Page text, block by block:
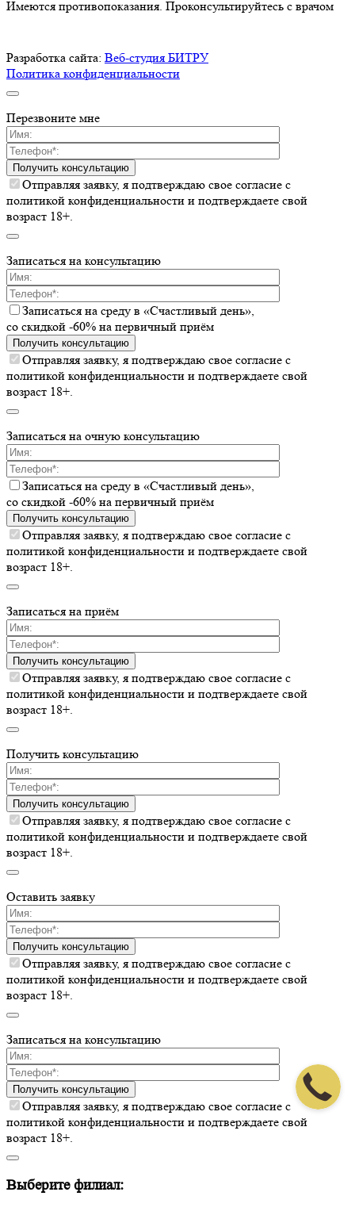
Имеются противопоказания. Проконсультируйтесь с врачом
Разработка сайта: Веб-студия БИТРУ
Политика конфиденциальности
Перезвоните мне
Получить консультацию
Отправляя заявку, я подтверждаю свое согласие с
политикой конфиденциальности и подтверждаете свой
возраст 18+.
Записаться на консультацию
Записаться на среду в «Счастливый день»,
со скидкой -60% на первичный приём
Получить консультацию
Отправляя заявку, я подтверждаю свое согласие с
политикой конфиденциальности и подтверждаете свой
возраст 18+.
Записаться на очную консультацию
Записаться на среду в «Счастливый день»,
со скидкой -60% на первичный приём
Получить консультацию
Отправляя заявку, я подтверждаю свое согласие с
политикой конфиденциальности и подтверждаете свой
возраст 18+.
Записаться на приём
Получить консультацию
Отправляя заявку, я подтверждаю свое согласие с
политикой конфиденциальности и подтверждаете свой
возраст 18+.
Получить консультацию
Получить консультацию
Отправляя заявку, я подтверждаю свое согласие с
политикой конфиденциальности и подтверждаете свой
возраст 18+.
Оставить заявку
Получить консультацию
Отправляя заявку, я подтверждаю свое согласие с
политикой конфиденциальности и подтверждаете свой
возраст 18+.
Записаться на консультацию
Получить консультацию
Отправляя заявку, я подтверждаю свое согласие с
политикой конфиденциальности и подтверждаете свой
возраст 18+.
Выберите филиал: